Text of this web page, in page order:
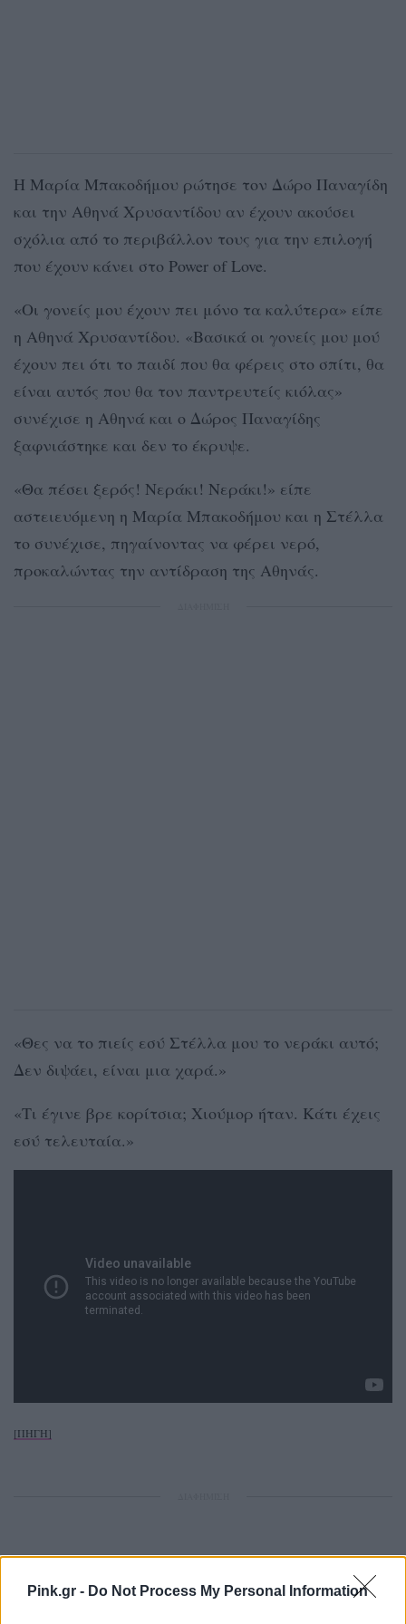
Pink.gr - Do Not Process My Personal Information
Η Μαρία Μπακοδήμου ρώτησε τον Δώρο Παναγίδη
και την Αθηνά Χρυσαντίδου αν έχουν ακούσει
σχόλια από το περιβάλλον τους για την επιλογή
που έχουν κάνει στο Power of Love.
«Οι γονείς μου έχουν πει μόνο τα καλύτερα» είπε
η Αθηνά Χρυσαντίδου. «Βασικά οι γονείς μου μού
έχουν πει ότι το παιδί που θα φέρεις στο σπίτι, θα
είναι αυτός που θα τον παντρευτείς κιόλας»
συνέχισε η Αθηνά και ο Δώρος Παναγίδης
ξαφνιάστηκε και δεν το έκρυψε.
«Θα πέσει ξερός! Νεράκι! Νεράκι!» είπε
αστειευόμενη η Μαρία Μπακοδήμου και η Στέλλα
το συνέχισε, πηγαίνοντας να φέρει νερό,
προκαλώντας την αντίδραση της Αθηνάς.
«Θες να το πιείς εσύ Στέλλα μου το νεράκι αυτό;
Δεν διψάει, είναι μια χαρά.»
«Τι έγινε βρε κορίτσια; Χιούμορ ήταν. Κάτι έχεις
εσύ τελευταία.»
[ΠΗΓΗ]